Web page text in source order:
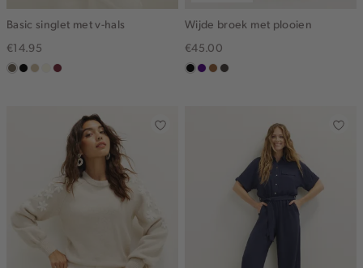
Basic singlet met v-hals
€14.95
middenbruin
zwartlichtzand
wit,bordeaux
Wijde broek met plooien
€45.00
zwart
indigo
deepmocca
choco